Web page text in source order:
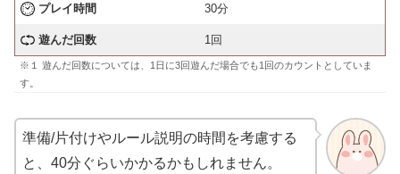
プレイ時間 30分
遊んだ回数 1回
※１ 遊んだ回数については、1日に3回遊んだ場合でも1回のカウントとしていま
す。
準備/片付けやルール説明の時間を考慮する
と、40分ぐらいかかるかもしれません。